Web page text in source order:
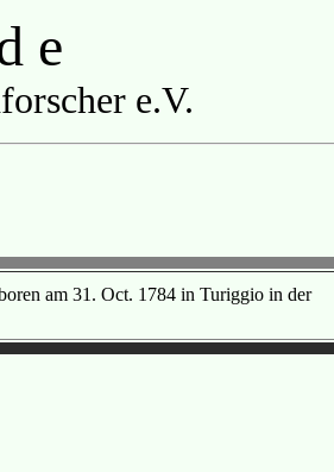
e
e.V.
am 31. Oct. 1784 in Turiggio in der